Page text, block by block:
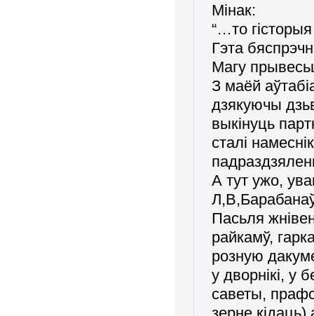
Мінак:
“…то
Гэта
Магу
З маёй
дзякуючы
выкінуць
сталі
А тут ужо,
Пасьля
райкамў,
розную
у дворнікі,
саветы,